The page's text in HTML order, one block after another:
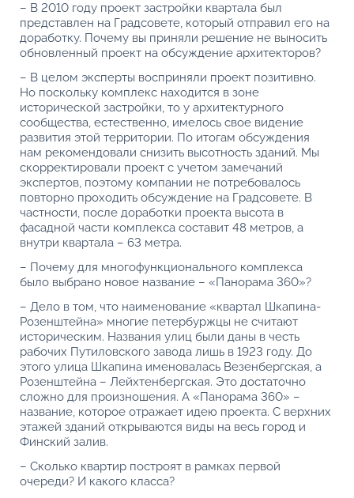
– В 2010 году проект застройки квартала был
представлен на Градсовете, который отправил его на
доработку. Почему вы приняли решение не выносить
обновленный проект на обсуждение архитекторов?
– В целом эксперты восприняли проект позитивно.
Но поскольку комплекс находится в зоне
исторической застройки, то у архитектурного
сообщества, естественно, имелось свое видение
развития этой территории. По итогам обсуждения
нам рекомендовали снизить высотность зданий. Мы
скорректировали проект с учетом замечаний
экспертов, поэтому компании не потребовалось
повторно проходить обсуждение на Градсовете. В
частности, после доработки проекта высота в
фасадной части комплекса составит 48 метров, а
внутри квартала – 63 метра.
– Почему для многофункционального комплекса
было выбрано новое название – «Панорама 360»?
– Дело в том, что наименование «квартал Шкапина-
Розенштейна» многие петербуржцы не считают
историческим. Названия улиц были даны в честь
рабочих Путиловского завода лишь в 1923 году. До
этого улица Шкапина именовалась Везенбергская, а
Розенштейна – Лейхтенбергская. Это достаточно
сложно для произношения. А «Панорама 360» –
название, которое отражает идею проекта. С верхних
этажей зданий открываются виды на весь город и
Финский залив.
– Сколько квартир построят в рамках первой
очереди? И какого класса?